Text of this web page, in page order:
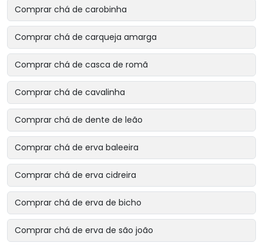
Comprar chá de carobinha
Comprar chá de carqueja amarga
Comprar chá de casca de romã
Comprar chá de cavalinha
Comprar chá de dente de leão
Comprar chá de erva baleeira
Comprar chá de erva cidreira
Comprar chá de erva de bicho
Comprar chá de erva de são joão